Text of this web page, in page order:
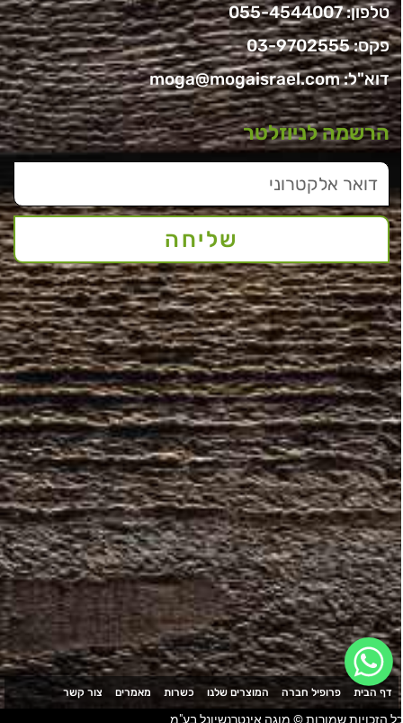
טלפון:055-4544007
פקס: 03-9702555
דוא"ל:moga@mogaisrael.com
הרשמה לניוזלטר
שליחה
דף הבית פרופיל חברה המוצרים שלנו כשרות מאמרים צור קשר
הזכויות שמורות © מוגה אינטרנשיונל בע"מ